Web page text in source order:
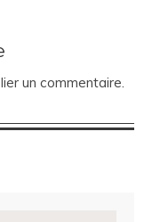
un commentaire.